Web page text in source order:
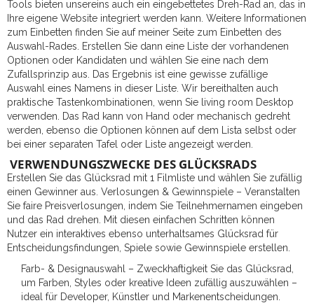
Tools bieten unsereins auch ein eingebettetes Dreh-Rad an, das in
Ihre eigene Website integriert werden kann. Weitere Informationen
zum Einbetten finden Sie auf meiner Seite zum Einbetten des
Auswahl-Rades. Erstellen Sie dann eine Liste der vorhandenen
Optionen oder Kandidaten und wählen Sie eine nach dem
Zufallsprinzip aus. Das Ergebnis ist eine gewisse zufällige
Auswahl eines Namens in dieser Liste. Wir bereithalten auch
praktische Tastenkombinationen, wenn Sie living room Desktop
verwenden. Das Rad kann von Hand oder mechanisch gedreht
werden, ebenso die Optionen können auf dem Lista selbst oder
bei einer separaten Tafel oder Liste angezeigt werden.
VERWENDUNGSZWECKE DES GLÜCKSRADS
Erstellen Sie das Glücksrad mit 1 Filmliste und wählen Sie zufällig
einen Gewinner aus. Verlosungen & Gewinnspiele – Veranstalten
Sie faire Preisverlosungen, indem Sie Teilnehmernamen eingeben
und das Rad drehen. Mit diesen einfachen Schritten können
Nutzer ein interaktives ebenso unterhaltsames Glücksrad für
Entscheidungsfindungen, Spiele sowie Gewinnspiele erstellen.
Farb- & Designauswahl – Zweckhaftigkeit Sie das Glücksrad,
um Farben, Styles oder kreative Ideen zufällig auszuwählen –
ideal für Developer, Künstler und Markenentscheidungen.